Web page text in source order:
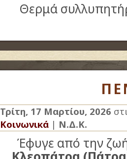
Θερμά
Τρίτη, 17 Μαρτίου, 2026
Κοινωνικά | Ν.Δ.Κ.
Έφυγε από την